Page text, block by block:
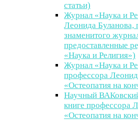
статьи)
Журнал «Наука и
Леонида Буланова,
знаменитого
предоставленные
«Наука и Религия»)
Журнал «Наука и
профессора
«Остеопатия на
Научный
книге профессора
«Остеопатия на